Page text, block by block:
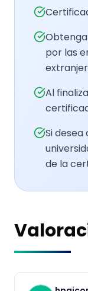
por las
Al
Si
de la